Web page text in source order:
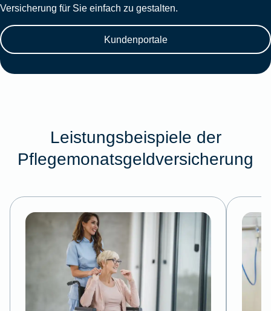
Versicherung für Sie einfach zu gestalten.
Kundenportale
Leistungsbeispiele der
Pflegemonatsgeldversicherung